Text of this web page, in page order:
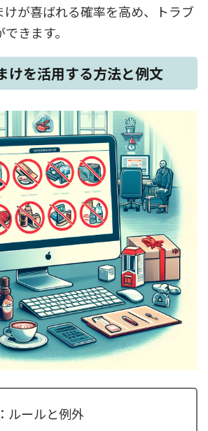
けが喜ばれる確率を高め、トラブ
きます。
けを活用する方法と例文
ルールと例外